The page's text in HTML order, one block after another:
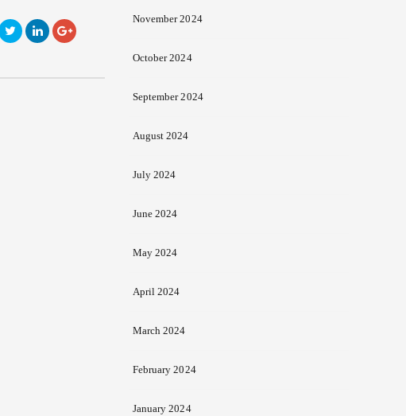
November 2024
October 2024
September 2024
August 2024
July 2024
June 2024
May 2024
April 2024
March 2024
February 2024
January 2024